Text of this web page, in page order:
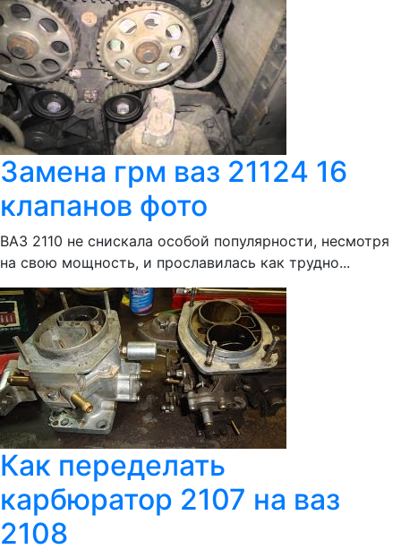
Замена грм ваз 21124 16
клапанов фото
ВАЗ 2110 не снискала особой популярности, несмотря
на свою мощность, и прославилась как трудно...
Как переделать
карбюратор 2107 на ваз
2108